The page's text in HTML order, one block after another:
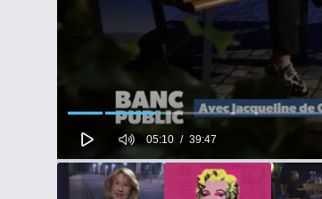
5
minutes,
05:10 39:47